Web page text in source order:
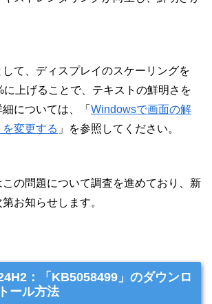
て、ディスプレイのスケーリングを
に上げることで、テキストの鮮明さを
については、「 Windowsで画面の解
変更する 」を参照してください。
の問題について調査を進めており、新
お知らせします。
：「KB5058499」のダウンロ
ール方法